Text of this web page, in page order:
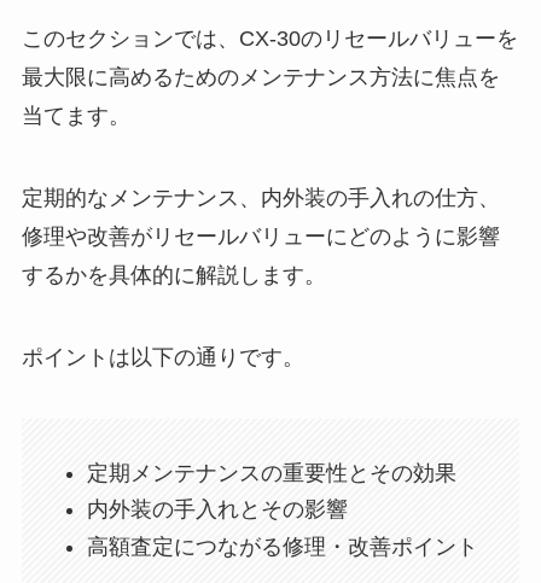
このセクションでは、CX-30のリセールバリューを
最大限に高めるためのメンテナンス方法に焦点を
当てます。
定期的なメンテナンス、内外装の手入れの仕方、
修理や改善がリセールバリューにどのように影響
するかを具体的に解説します。
ポイントは以下の通りです。
定期メンテナンスの重要性とその効果
内外装の手入れとその影響
高額査定につながる修理・改善ポイント